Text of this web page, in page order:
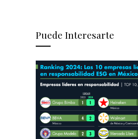
Puede Interesarte